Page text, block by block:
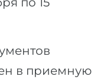
в приемную